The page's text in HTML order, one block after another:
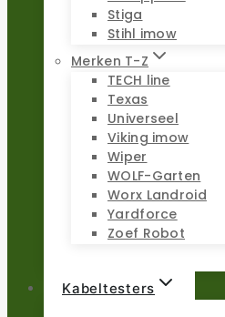
Stiga
Stihl imow
Merken T-Z
TECH line
Texas
Universeel
Viking imow
Wiper
WOLF-Garten
Worx Landroid
Yardforce
Zoef Robot
Kabeltesters